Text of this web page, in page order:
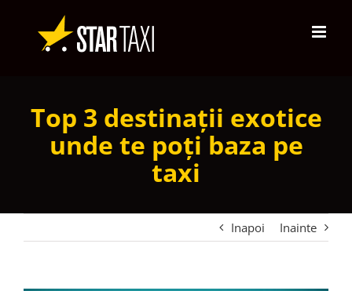
Top 3 destinații exotice
unde te poți baza pe
taxi
Inapoi Inainte